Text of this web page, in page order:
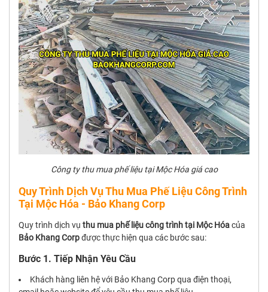
Công ty thu mua phế liệu tại Mộc Hóa giá cao
Quy Trình Dịch Vụ Thu Mua Phế Liệu Công Trình
Tại Mộc Hóa - Bảo Khang Corp
Quy trình dịch vụ thu mua phế liệu công trình tại Mộc Hóacủa
Bảo Khang Corpđược thực hiện qua các bước sau:
Bước 1. Tiếp Nhận Yêu Cầu
Khách hàng liên hệ với Bảo Khang Corp qua điện thoại,